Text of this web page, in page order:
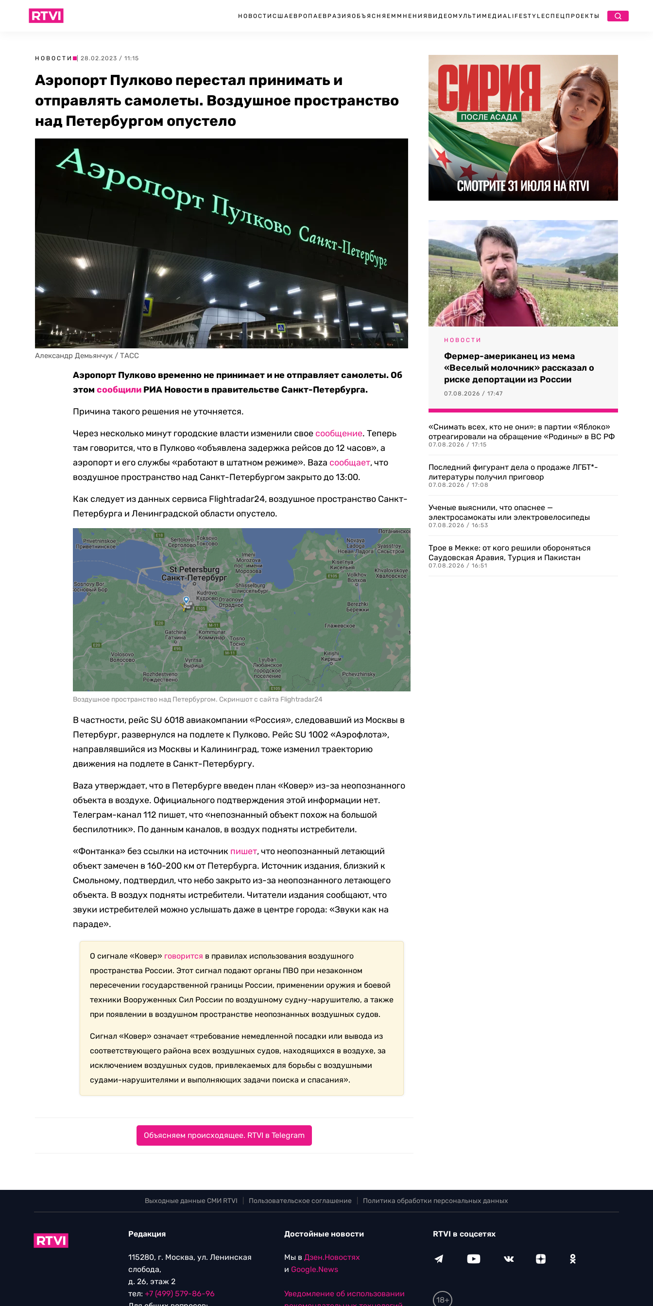
НОВОСТИ США ЕВРОПА ЕВРАЗИЯ ОБЪЯСНЯЕМ МНЕНИЯ ВИДЕО МУЛЬТИМЕДИА LIFESTYLEСПЕЦПРОЕКТЫ
НОВОСТИ | 28.02.2023 / 11:15
Аэропорт Пулково перестал принимать и
отправлять самолеты. Воздушное пространство
над Петербургом опустело
Александр Демьянчук / ТАСС
Аэропорт Пулково временно не принимает и не отправляет самолеты. Об
этом сообщили РИА Новости в правительстве Санкт-Петербурга.
Причина такого решения не уточняется.
Через несколько минут городские власти изменили свое сообщение. Теперь
там говорится, что в Пулково «объявлена задержка рейсов до 12 часов», а
аэропорт и его службы «работают в штатном режиме». Baza сообщает, что
воздушное пространство над Санкт-Петербургом закрыто до 13:00.
Как следует из данных сервиса Flightradar24, воздушное пространство Санкт-
Петербурга и Ленинградской области опустело.
Воздушное пространство над Петербургом. Скриншот с сайта Flightradar24
В частности, рейс SU 6018 авиакомпании «Россия», следовавший из Москвы в
Петербург, развернулся на подлете к Пулково. Рейс SU 1002 «Аэрофлота»,
направлявшийся из Москвы и Калининград, тоже изменил траекторию
движения на подлете в Санкт-Петербургу.
Baza утверждает, что в Петербурге введен план «Ковер» из-за неопознанного
объекта в воздухе. Официального подтверждения этой информации нет.
Телеграм-канал 112 пишет, что «непознанный объект похож на большой
беспилотник». По данным каналов, в воздух подняты истребители.
«Фонтанка» без ссылки на источник пишет, что неопознанный летающий
объект замечен в 160-200 км от Петербурга. Источник издания, близкий к
Смольному, подтвердил, что небо закрыто из-за неопознанного летающего
объекта. В воздух подняты истребители. Читатели издания сообщают, что
звуки истребителей можно услышать даже в центре города: «Звуки как на
параде».
О сигнале «Ковер» говорится в правилах использования воздушного
пространства России. Этот сигнал подают органы ПВО при незаконном
пересечении государственной границы России, применении оружия и боевой
техники Вооруженных Сил России по воздушному судну-нарушителю, а также
при появлении в воздушном пространстве неопознанных воздушных судов.
Сигнал «Ковер» означает «требование немедленной посадки или вывода из
соответствующего района всех воздушных судов, находящихся в воздухе, за
исключением воздушных судов, привлекаемых для борьбы с воздушными
судами-нарушителями и выполняющих задачи поиска и спасания».
Объясняем происходящее. RTVI в Telegram
НОВОСТИ
Фермер-американец из мема
«Веселый молочник» рассказал о
риске депортации из России
07.08.2026 / 17:47
«Снимать всех, кто не они»: в партии «Яблоко»
отреагировали на обращение «Родины» в ВС РФ
07.08.2026 / 17:15
Последний фигурант дела о продаже ЛГБТ*-
литературы получил приговор
07.08.2026 / 17:08
Ученые выяснили, что опаснее —
электросамокаты или электровелосипеды
07.08.2026 / 16:53
Трое в Мекке: от кого решили обороняться
Саудовская Аравия, Турция и Пакистан
07.08.2026 / 16:51
Выходные данные СМИ RTVI Пользовательское соглашение Политика обработки персональных данных
Редакция
115280, г. Москва, ул. Ленинская
слобода,
д. 26, этаж 2
тел: +7 (499) 579-86-96
Достойные новости
Мы в Дзен.Новостях
и Google.News
Уведомление об использовании
RTVI в соцсетях
18+